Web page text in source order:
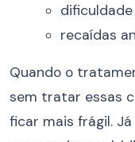
recaídas
Quando o
sem tratar essas
ficar mais frágil.